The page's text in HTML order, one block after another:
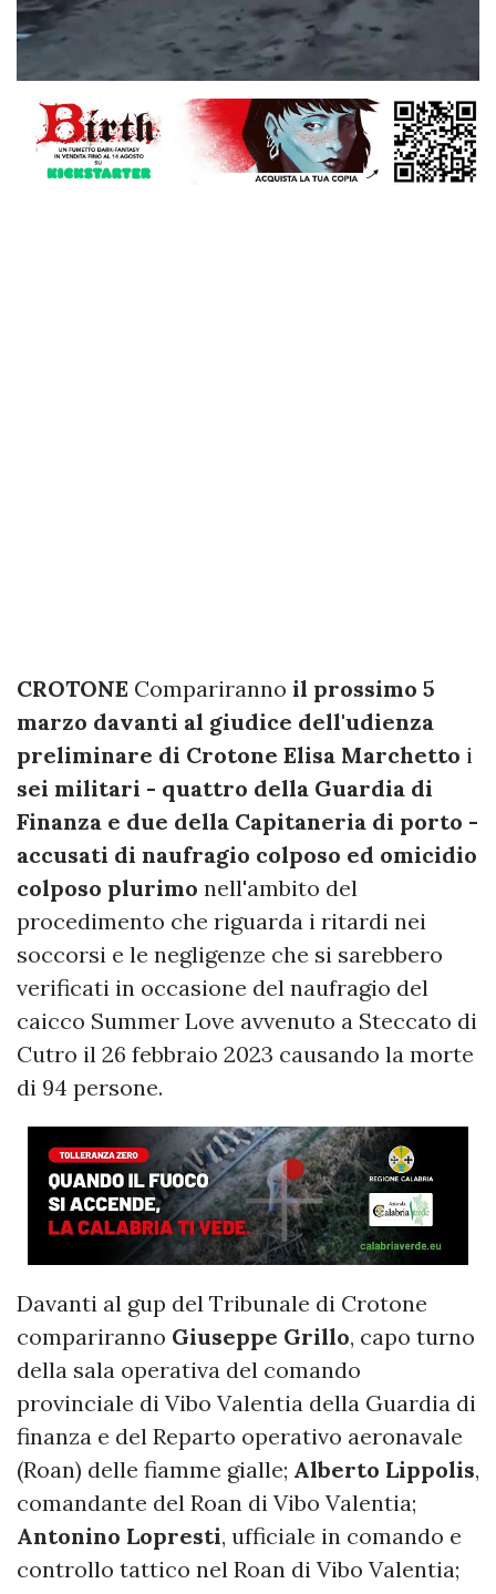
CROTONE Compariranno il prossimo 5
marzo davanti al giudice dell'udienza
preliminare di Crotone Elisa Marchetto i
sei militari - quattro della Guardia di
Finanza e due della Capitaneria di porto -
accusati di naufragio colposo ed omicidio
colposo plurimo nell'ambito del
procedimento che riguarda i ritardi nei
soccorsi e le negligenze che si sarebbero
verificati in occasione del naufragio del
caicco Summer Love avvenuto a Steccato di
Cutro il 26 febbraio 2023 causando la morte
di 94 persone.
Davanti al gup del Tribunale di Crotone
compariranno Giuseppe Grillo, capo turno
della sala operativa del comando
provinciale di Vibo Valentia della Guardia di
finanza e del Reparto operativo aeronavale
(Roan) delle fiamme gialle; Alberto Lippolis,
comandante del Roan di Vibo Valentia;
Antonino Lopresti, ufficiale in comando e
controllo tattico nel Roan di Vibo Valentia;